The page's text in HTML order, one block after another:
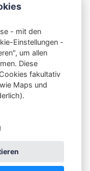
(iOSBN)
- mit den
Einstellungen -
um allen
Diese
fakultativ
Maps und